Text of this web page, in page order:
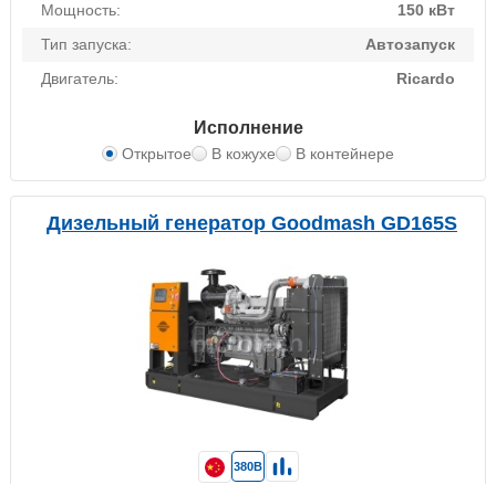
Мощность:
150 кВт
Тип запуска:
Автозапуск
Двигатель:
Ricardo
Исполнение
Открытое В кожухе В контейнере
Дизельный генератор Goodmash GD165S
380В